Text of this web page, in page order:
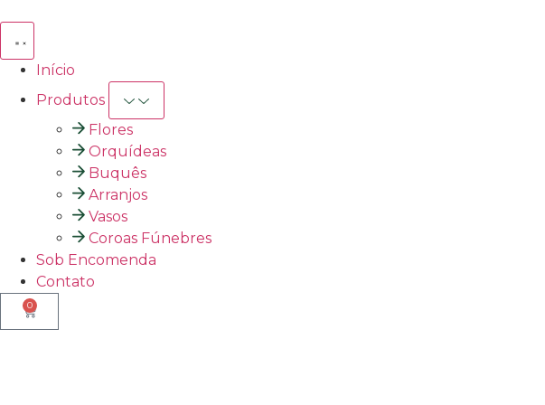
Início
Produtos
Flores
Orquídeas
Buquês
Arranjos
Vasos
Coroas Fúnebres
Sob Encomenda
Contato
0